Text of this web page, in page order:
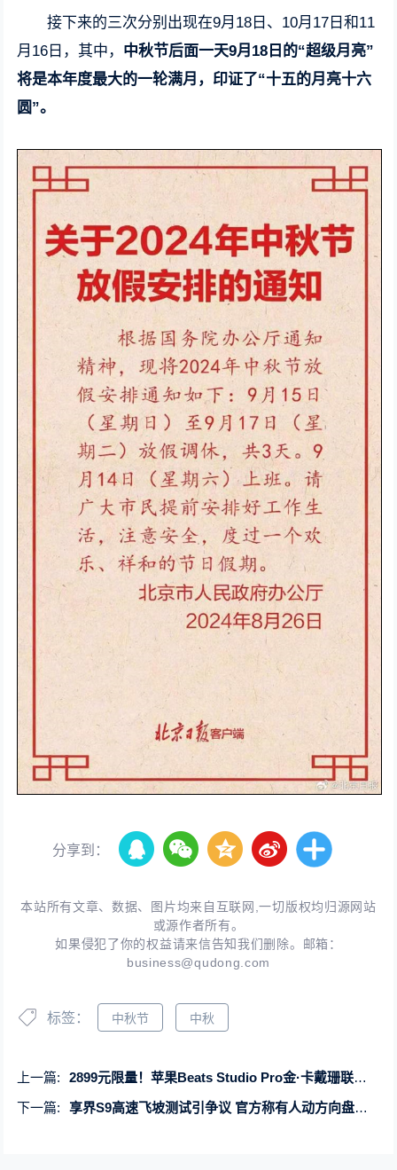
接下来的三次分别出现在9月18日、10月17日和11
月16日，其中， 中秋节后面一天9月18日的“超级月亮”
将是本年度最大的一轮满月，印证了“十五的月亮十六
圆”。
分享到：
本站所有文章、数据、图片均来自互联网,一切版权均归源网站
或源作者所有。
如果侵犯了你的权益请来信告知我们删除。邮箱：
business@qudong.com
标签： 中秋节 中秋
上一篇:
2899元限量！苹果Beats Studio Pro金·卡戴珊联名耳机上架京东
下一篇:
享界S9高速飞坡测试引争议 官方称有人动方向盘：测试者被禁言 若造谣可起诉我